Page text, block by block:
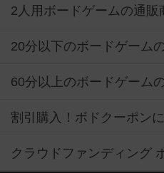
2人用ボードゲームの通販
20分以下のボードゲーム
60分以上のボードゲーム
割引購入！ボドクーポン
クラウドファンディング